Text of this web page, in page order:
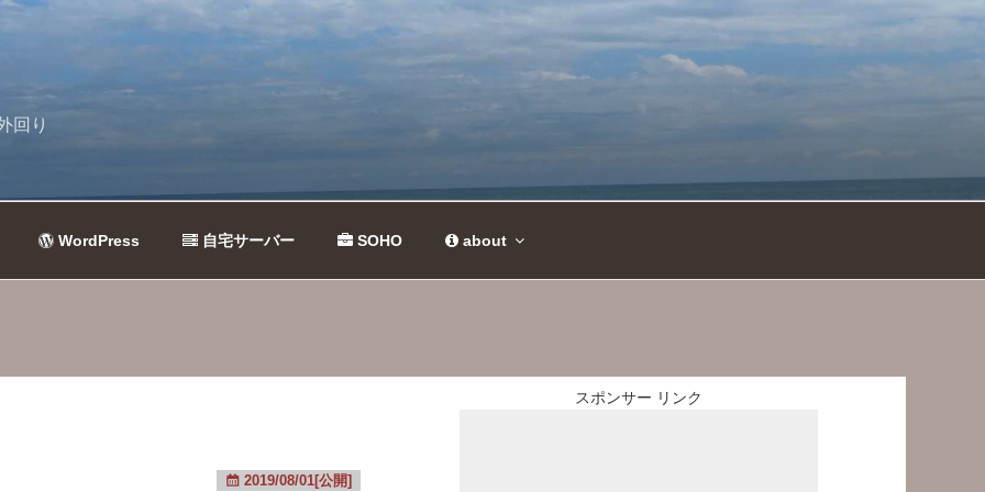
回り
WordPress 自宅サーバー SOHO about
2019/08/01[公開]
スポンサー リンク